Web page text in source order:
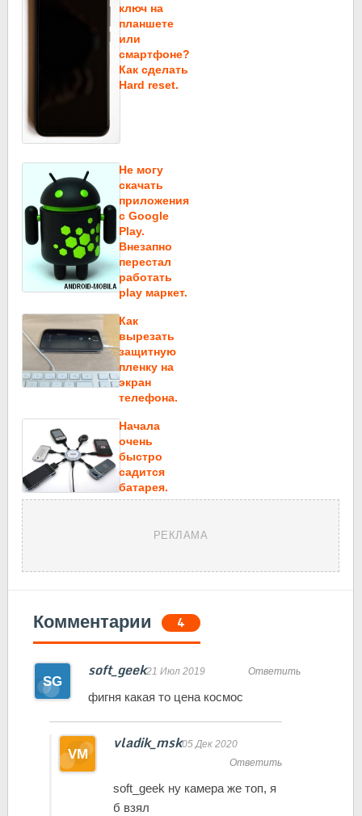
ключ на
планшете
или
смартфоне?
Как сделать
Hard reset.
Не могу
скачать
приложения
c Google
Play.
Внезапно
перестал
работать
play маркет.
Как
вырезать
защитную
пленку на
экран
телефона.
Начала
очень
быстро
садится
батарея.
РЕКЛАМА
Комментарии 4
soft_geek21 Июл 2019 Ответить
фигня какая то цена космос
vladik_msk05 Дек 2020
Ответить
soft_geek ну камера же топ, я
б взял